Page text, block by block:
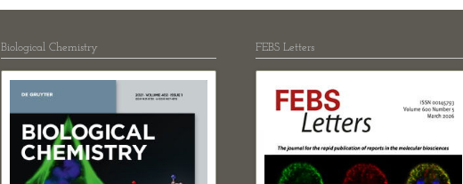
Biological Chemistry FEBS Letters